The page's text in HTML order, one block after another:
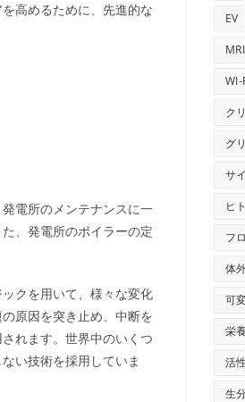
高めるために、先進的な
電所のメンテナンスに一
、発電所のボイラーの定
クを用いて、様々な変化
原因を突き止め、中断を
れます。世界中のいくつ
い技術を採用していま
EV
MRI
WI-
ク
グ
サ
ヒ
フ
体
可
栄
活
生